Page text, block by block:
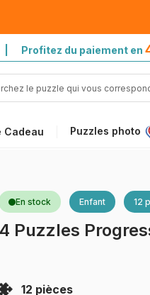
| Profitez du paiement en
Cadeau Puzzles photo
En stock Enfant 12
4 Puzzles
12 pièces